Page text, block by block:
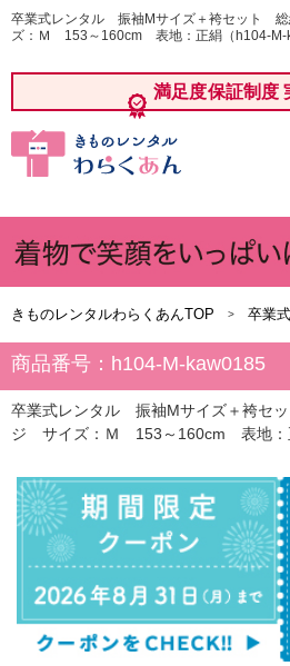
卒業式レンタル 振袖Mサイズ＋袴セット
ズ：Ｍ 153～160cm 表地：正絹（h104-M-
満足度保証制度
きものレンタルわらくあんTOP 卒業
商品番号：h104-M-kaw0185
卒業式レンタル 振袖Mサイズ＋袴
ジ サイズ：Ｍ 153～160cm 表地：